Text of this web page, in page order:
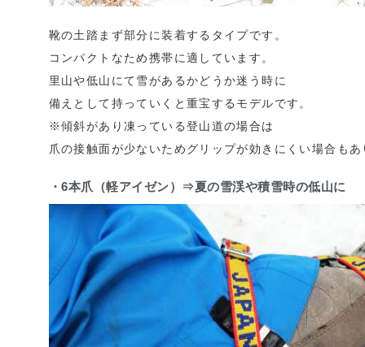
靴の土踏まず部分に装着するタイプです。
コンパクトなため携帯に適しています。
里山や低山にて雪があるかどうか迷う時に
備えとして持っていくと重宝するモデルです。
※傾斜があり凍っている登山道の場合は
爪の接触面が少ないためグリップが効きにくい場合も
・6本爪（軽アイゼン）⇒夏の雪渓や積雪時の低山に